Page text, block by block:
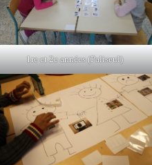
1re et 2e années (Paliseul)